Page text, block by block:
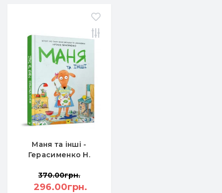
Маня та інші -
Герасименко Н.
370.00грн.
296.00грн.